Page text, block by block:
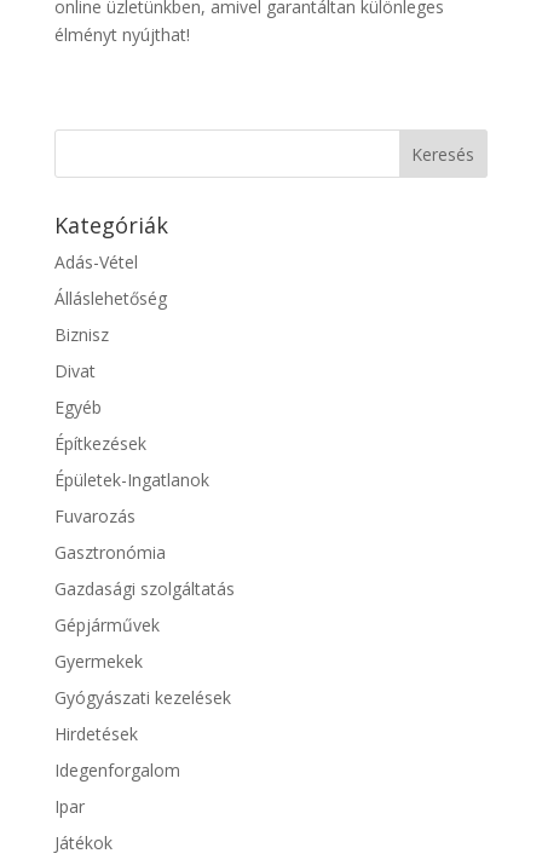
online üzletünkben, amivel garantáltan különleges
élményt nyújthat!
Kategóriák
Adás-Vétel
Álláslehetőség
Biznisz
Divat
Egyéb
Építkezések
Épületek-Ingatlanok
Fuvarozás
Gasztronómia
Gazdasági szolgáltatás
Gépjárművek
Gyermekek
Gyógyászati kezelések
Hirdetések
Idegenforgalom
Ipar
Játékok